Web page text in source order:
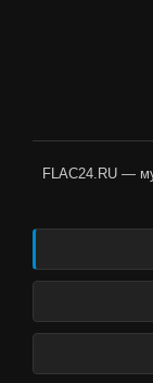
FLAC24.RU —